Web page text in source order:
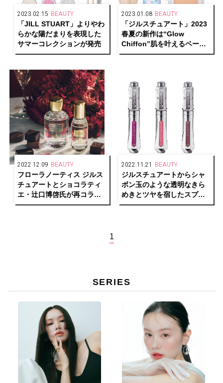
2023.02.15 BEAUTY
「JILL STUART」よりやわ
らかな陽だまりを表現した
サマーコレクションが発売
2023.01.08 BEAUTY
「ジルスチュアート」2023
春夏の新作は“Glow
Chiffon”肌を叶えるベース
メイクシリーズ
2022.12.09 BEAUTY
フローラノーティス ジルス
チュアートとショコラティ
エ・辻口博啓氏が再コラボ
レーションし、限定デザイ
2022.11.21 BEAUTY
ジルスチュアートからシャ
ボン玉のような透明なきら
めきとツヤを宿したスプリ
ングコレクション登場
1
SERIES